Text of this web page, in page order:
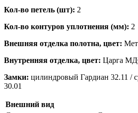
Кол-во петель (шт): 2
Кол-во контуров уплотнения (мм): 2
Внешняя отделка полотна, цвет:
Внутренняя отделка, цвет: Царга
Замки: цилиндровый Гардиан 32.11 /
30.01
Внешний вид